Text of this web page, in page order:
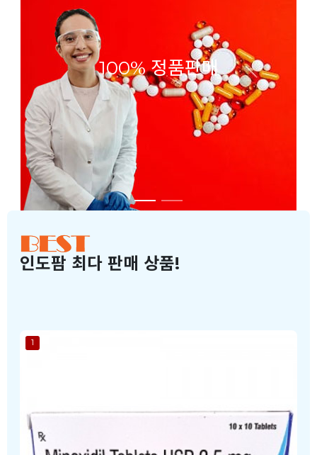
100% 정품판매
인도팜 최다 판매 상품!
1